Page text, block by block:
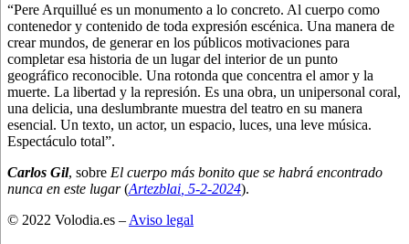
“Pere Arquillué es un monumento a lo concreto. Al cuerpo como
contenedor y contenido de toda expresión escénica. Una manera de
crear mundos, de generar en los públicos motivaciones para
completar esa historia de un lugar del interior de un punto
geográfico reconocible. Una rotonda que concentra el amor y la
muerte. La libertad y la represión. Es una obra, un unipersonal coral,
una delicia, una deslumbrante muestra del teatro en su manera
esencial. Un texto, un actor, un espacio, luces, una leve música.
Espectáculo total”.
Carlos Gil, sobre El cuerpo más bonito que se habrá encontrado
nunca en este lugar(Artezblai , 5-2-2024).
© 2022 Volodia.es – Aviso legal